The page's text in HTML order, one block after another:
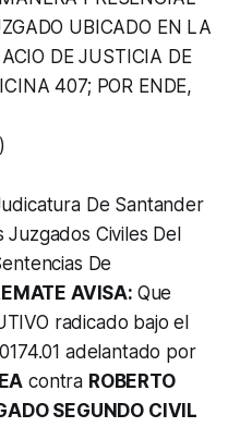
UBICADO EN LA
DE JUSTICIA DE
407; POR ENDE,
De Santander
Juzgados Civiles Del
De
AVISA: Que
radicado bajo el
adelantado por
contra ROBERTO
SEGUNDO CIVIL